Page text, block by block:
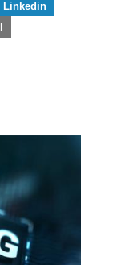
Linkedin